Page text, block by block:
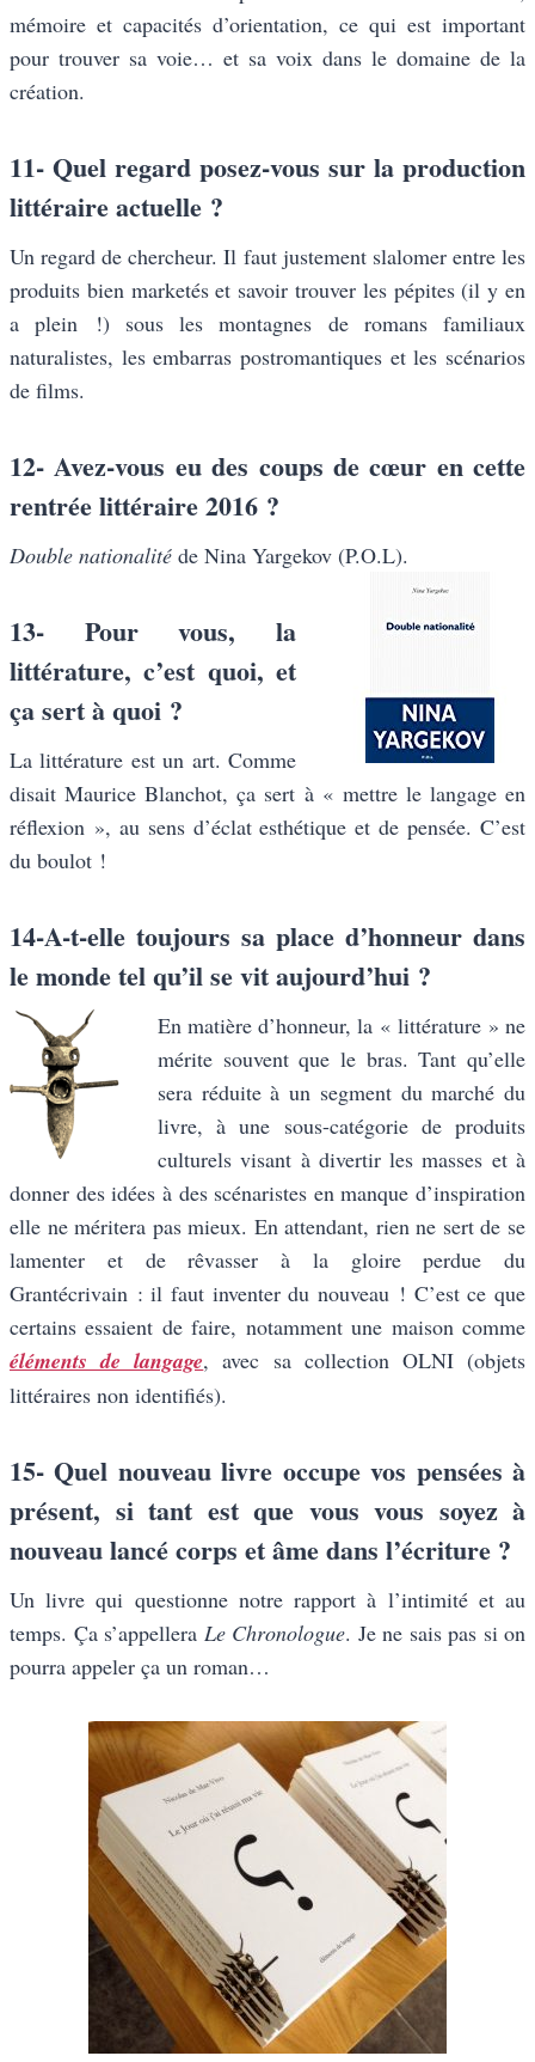
mémoire et capacités d’orientation, ce qui est important
pour trouver sa voie… et sa voix dans le domaine de la
création.
11- Quel regard posez-vous sur la production
littéraire actuelle ?
Un regard de chercheur. Il faut justement slalomer entre les
produits bien marketés et savoir trouver les pépites (il y en
a plein !) sous les montagnes de romans familiaux
naturalistes, les embarras postromantiques et les scénarios
de films.
12- Avez-vous eu des coups de cœur en cette
rentrée littéraire 2016 ?
Double nationalité de Nina Yargekov (P.O.L).
13- Pour vous, la
littérature, c’est quoi, et
ça sert à quoi ?
La littérature est un art. Comme
disait Maurice Blanchot, ça sert à « mettre le langage en
réflexion », au sens d’éclat esthétique et de pensée. C’est
du boulot !
14-A-t-elle toujours sa place d’honneur dans
le monde tel qu’il se vit aujourd’hui ?
En matière d’honneur, la « littérature » ne
mérite souvent que le bras. Tant qu’elle
sera réduite à un segment du marché du
livre, à une sous-catégorie de produits
culturels visant à divertir les masses et à
donner des idées à des scénaristes en manque d’inspiration
elle ne méritera pas mieux. En attendant, rien ne sert de se
lamenter et de rêvasser à la gloire perdue du
Grantécrivain : il faut inventer du nouveau ! C’est ce que
certains essaient de faire, notamment une maison comme
éléments de langage, avec sa collection OLNI (objets
littéraires non identifiés).
15- Quel nouveau livre occupe vos pensées à
présent, si tant est que vous vous soyez à
nouveau lancé corps et âme dans l’écriture ?
Un livre qui questionne notre rapport à l’intimité et au
temps. Ça s’appellera Le Chronologue. Je ne sais pas si on
pourra appeler ça un roman…